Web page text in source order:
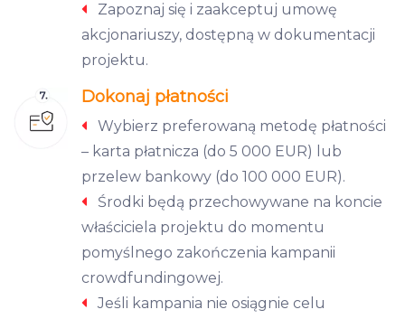
Zapoznaj się i zaakceptuj umowę
akcjonariuszy, dostępną w dokumentacji
projektu.
Dokonaj płatności
Wybierz preferowaną metodę płatności
– karta płatnicza (do 5 000 EUR) lub
przelew bankowy (do 100 000 EUR).
Środki będą przechowywane na koncie
właściciela projektu do momentu
pomyślnego zakończenia kampanii
crowdfundingowej.
Jeśli kampania nie osiągnie celu